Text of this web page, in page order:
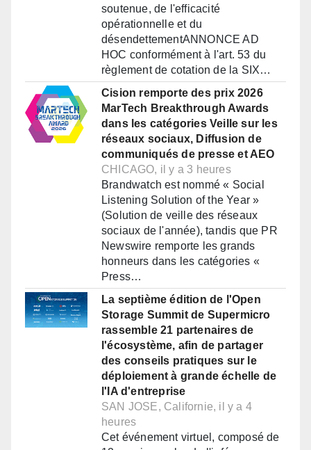
soutenue, de l'efficacité
opérationnelle et du
désendettementANNONCE AD
HOC conformément à l'art. 53 du
règlement de cotation de la SIX…
Cision remporte des prix 2026
MarTech Breakthrough Awards
dans les catégories Veille sur les
réseaux sociaux, Diffusion de
communiqués de presse et AEO
CHICAGO, il y a 3 heures
Brandwatch est nommé « Social
Listening Solution of the Year »
(Solution de veille des réseaux
sociaux de l'année), tandis que PR
Newswire remporte les grands
honneurs dans les catégories «
Press…
La septième édition de l'Open
Storage Summit de Supermicro
rassemble 21 partenaires de
l'écosystème, afin de partager
des conseils pratiques sur le
déploiement à grande échelle de
l'IA d'entreprise
SAN JOSE, Californie, il y a 4
heures
Cet événement virtuel, composé de